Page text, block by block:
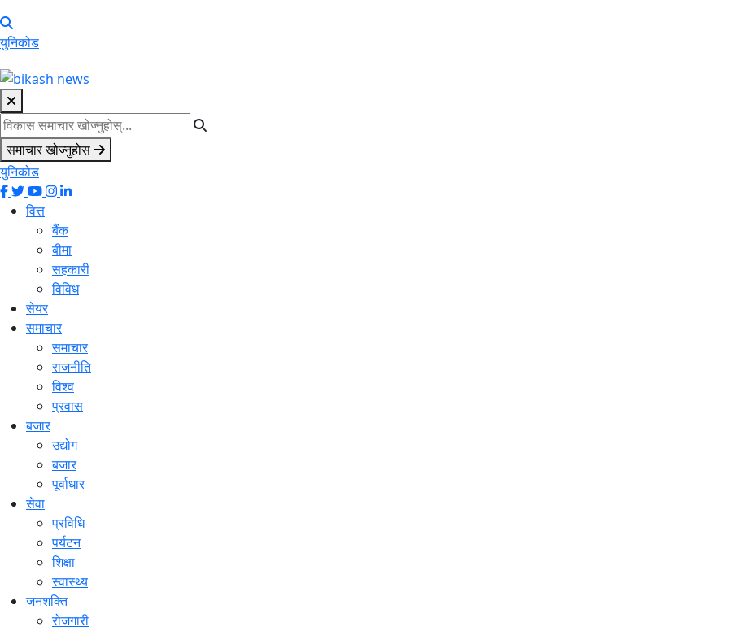
युनिकोड
समाचार खोज्नुहोस
युनिकोड
वित्त
बैंक
बीमा
सहकारी
विविध
सेयर
समाचार
समाचार
राजनीति
विश्व
प्रवास
बजार
उद्योग
बजार
पूर्वाधार
सेवा
प्रविधि
पर्यटन
शिक्षा
स्वास्थ्य
जनशक्ति
रोजगारी